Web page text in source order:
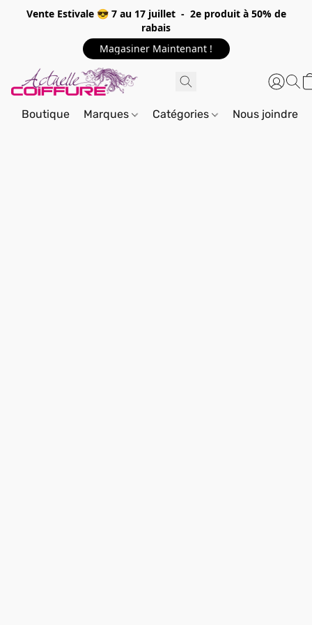
Vente Estivale 😎 7 au 17 juillet - 2e produit à 50% de
rabais
Magasiner Maintenant !
Boutique Marques Catégories Nous joindre